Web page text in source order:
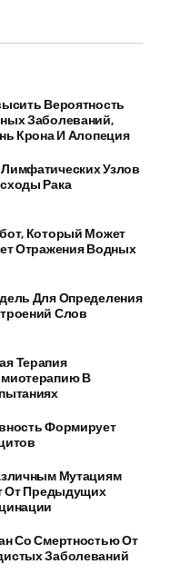
Вероятность
Заболеваний,
Крона И Алопеция
Узлов
Рака
Который Может
Отражения Водных
Для Определения
Слов
Терапия
В
Формирует
Мутациям
От Предыдущих
Со Смертностью От
Заболеваний